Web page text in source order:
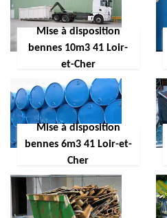
Mise à disposition
bennes 10m3 41 Loir-
et-Cher
Mise à disposition
bennes 6m3 41 Loir-et-
Cher